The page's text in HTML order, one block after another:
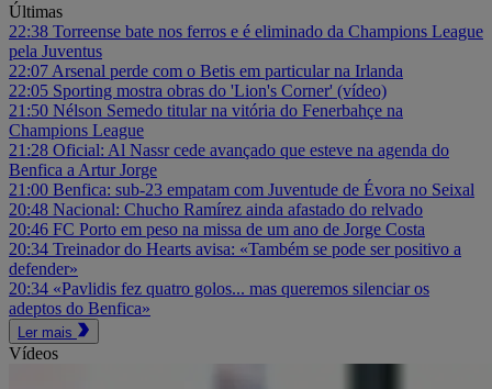
Últimas
22:38 Torreense bate nos ferros e é eliminado da Champions League
pela Juventus
22:07 Arsenal perde com o Betis em particular na Irlanda
22:05 Sporting mostra obras do 'Lion's Corner' (vídeo)
21:50 Nélson Semedo titular na vitória do Fenerbahçe na
Champions League
21:28 Oficial: Al Nassr cede avançado que esteve na agenda do
Benfica a Artur Jorge
21:00 Benfica: sub-23 empatam com Juventude de Évora no Seixal
20:48 Nacional: Chucho Ramírez ainda afastado do relvado
20:46 FC Porto em peso na missa de um ano de Jorge Costa
20:34 Treinador do Hearts avisa: «Também se pode ser positivo a
defender»
20:34 «Pavlidis fez quatro golos... mas queremos silenciar os
adeptos do Benfica»
Ler mais
Vídeos